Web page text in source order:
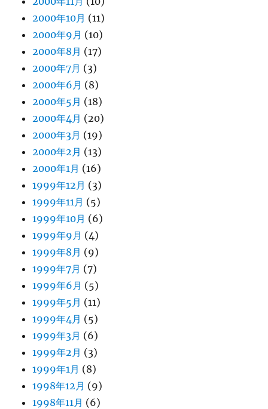
2000年10月 (11)
2000年9月 (10)
2000年8月 (17)
2000年7月 (3)
2000年6月 (8)
2000年5月 (18)
2000年4月 (20)
2000年3月 (19)
2000年2月 (13)
2000年1月 (16)
1999年12月 (3)
1999年11月 (5)
1999年10月 (6)
1999年9月 (4)
1999年8月 (9)
1999年7月 (7)
1999年6月 (5)
1999年5月 (11)
1999年4月 (5)
1999年3月 (6)
1999年2月 (3)
1999年1月 (8)
1998年12月 (9)
1998年11月 (6)